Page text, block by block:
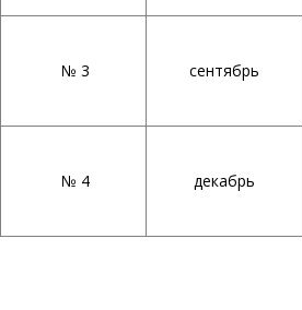
№ 3 сентябрь
№ 4 декабрь